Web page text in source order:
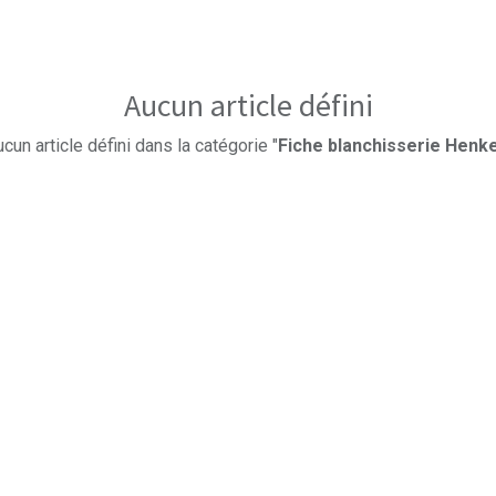
Aucun article défini
article défini dans la catégorie " Fiche blanchisserie